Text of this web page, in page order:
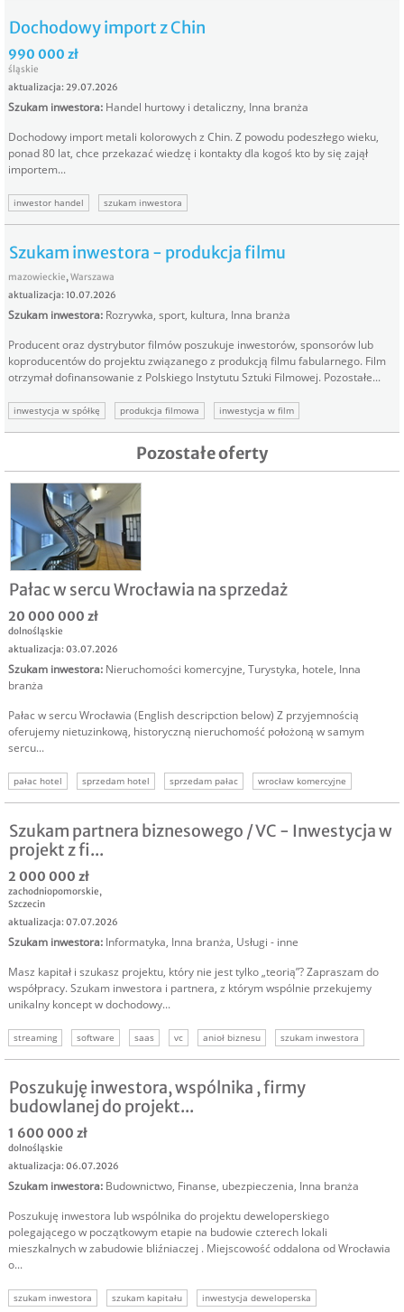
Dochodowy import z Chin
990 000 zł
śląskie
aktualizacja: 29.07.2026
Szukam inwestora: Handel hurtowy i detaliczny, Inna branża
Dochodowy import metali kolorowych z Chin. Z powodu podeszłego wieku,
ponad 80 lat, chce przekazać wiedzę i kontakty dla kogoś kto by się zajął
importem...
inwestor handel szukam inwestora
Szukam inwestora - produkcja filmu
mazowieckie,Warszawa
aktualizacja: 10.07.2026
Szukam inwestora: Rozrywka, sport, kultura, Inna branża
Producent oraz dystrybutor filmów poszukuje inwestorów, sponsorów lub
koproducentów do projektu związanego z produkcją filmu fabularnego. Film
otrzymał dofinansowanie z Polskiego Instytutu Sztuki Filmowej. Pozostałe...
inwestycja w spółkę produkcja filmowa
inwestycja w film
inwestor produkcja filmu
szukam inwestora film inwestor do filmu
Pozostałe oferty
Pałac w sercu Wrocławia na sprzedaż
20 000 000 zł
dolnośląskie
aktualizacja: 03.07.2026
Szukam inwestora: Nieruchomości komercyjne, Turystyka, hotele, Inna
branża
Pałac w sercu Wrocławia (English descripction below) Z przyjemnością
oferujemy nietuzinkową, historyczną nieruchomość położoną w samym
sercu...
pałac hotel sprzedam hotel sprzedam pałac
wrocław komercyjne
centrum stare miasto
Szukam partnera biznesowego / VC - Inwestycja w
projekt z fi...
2 000 000 zł
zachodniopomorskie,
Szczecin
aktualizacja: 07.07.2026
Szukam inwestora: Informatyka, Inna branża, Usługi - inne
Masz kapitał i szukasz projektu, który nie jest tylko „teorią”? Zapraszam do
współpracy. Szukam inwestora i partnera, z którym wspólnie przekujemy
unikalny koncept w dochodowy...
streaming software saas vc anioł biznesu
szukam inwestora
szukam anioła biznesu
Poszukuję inwestora, wspólnika , firmy
budowlanej do projekt...
1 600 000 zł
dolnośląskie
aktualizacja: 06.07.2026
Szukam inwestora: Budownictwo, Finanse, ubezpieczenia, Inna branża
Poszukuję inwestora lub wspólnika do projektu deweloperskiego
polegającego w początkowym etapie na budowie czterech lokali
mieszkalnych w zabudowie bliźniaczej . Miejscowość oddalona od Wrocławia
o...
szukam inwestora szukam kapitału
inwestycja deweloperska